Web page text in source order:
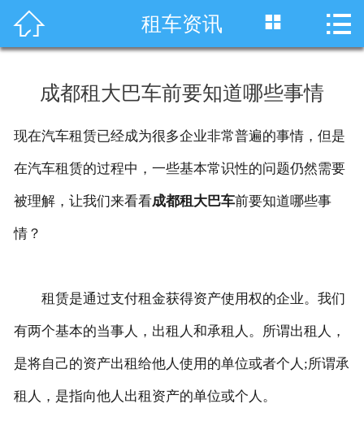
 首页
川藏线租车
服务项目
关于我们
联系我们
 租车资讯  
成都租大巴车前要知道哪些事情
现在汽车租赁已经成为很多企业非常普遍的事情，但是
在汽车租赁的过程中，一些基本常识性的问题仍然需要
被理解，让我们来看看成都租大巴车前要知道哪些事
情？
租赁是通过支付租金获得资产使用权的企业。我们
有两个基本的当事人，出租人和承租人。所谓出租人，
是将自己的资产出租给他人使用的单位或者个人;所谓承
租人，是指向他人出租资产的单位或个人。